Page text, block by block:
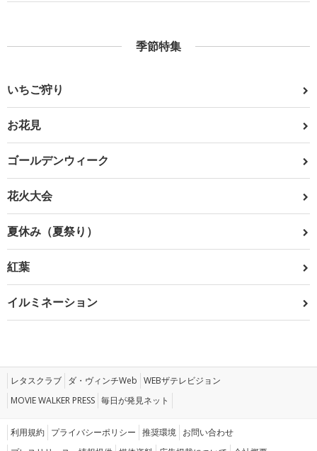
季節特集
いちご狩り
お花見
ゴールデンウィーク
花火大会
夏休み（夏祭り）
紅葉
イルミネーション
レタスクラブ ダ・ヴィンチWeb WEBザテレビジョン
MOVIE WALKER PRESS 毎日が発見ネット
利用規約 プライバシーポリシー 推奨環境 お問い合わせ